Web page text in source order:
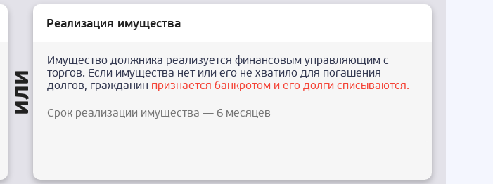
Реализация имущества
Имущество должника реализуется финансовым управляющим с
торгов. Если имущества нет или его не хватило для погашения
долгов, гражданин признается банкротом и его долги списываются.
Срок реализации имущества — 6 месяцев